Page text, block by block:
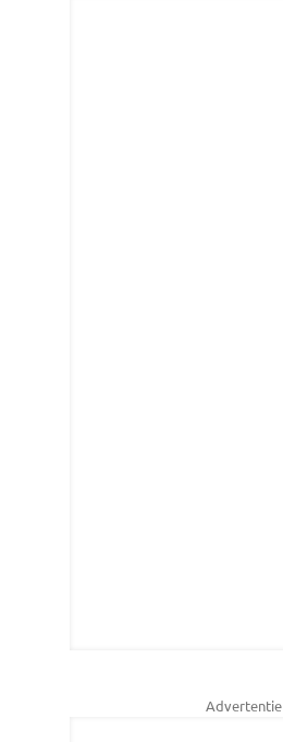
Advertentie